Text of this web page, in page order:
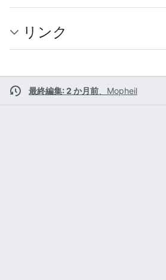
リンク
最終編集: 2 か月前 Mopheil